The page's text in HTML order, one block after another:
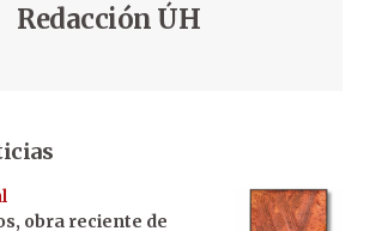
Redacción ÚH
obra reciente de